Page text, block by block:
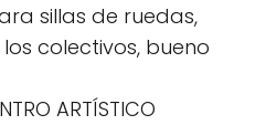
sillas de ruedas,
colectivos, bueno
ARTÍSTICO